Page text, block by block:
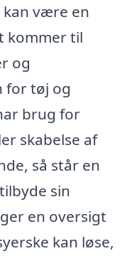
kan være en
kommer til
og
for tøj og
brug for
skabelse af
så står en
sin
en oversigt
kan løse,